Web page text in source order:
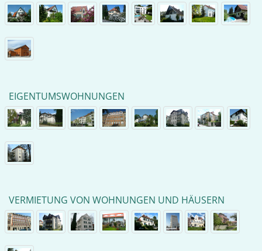
EIGENTUMSWOHNUNGEN
VERMIETUNG VON WOHNUNGEN UND HÄUSERN